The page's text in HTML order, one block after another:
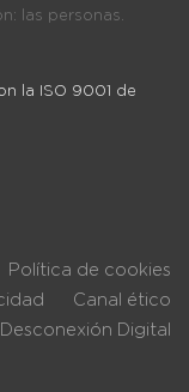
las personas.
la ISO 9001 de
Política de cookies
Canal ético
Desconexión Digital